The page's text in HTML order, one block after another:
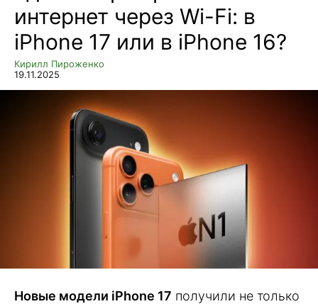
интернет через Wi-Fi: в
iPhone 17 или в iPhone 16?
Кирилл Пироженко
19.11.2025
Новые модели iPhone 17 получили не только